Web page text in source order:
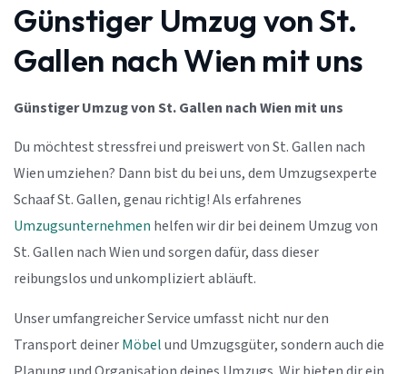
Günstiger Umzug von St.
Gallen nach Wien mit uns
Günstiger Umzug von St. Gallen nach Wien mit uns
Du möchtest stressfrei und preiswert von St. Gallen nach
Wien umziehen? Dann bist du bei uns, dem Umzugsexperte
Schaaf St. Gallen, genau richtig! Als erfahrenes
Umzugsunternehmen helfen wir dir bei deinem Umzug von
St. Gallen nach Wien und sorgen dafür, dass dieser
reibungslos und unkompliziert abläuft.
Unser umfangreicher Service umfasst nicht nur den
Transport deinerMöbelund Umzugsgüter, sondern auch die